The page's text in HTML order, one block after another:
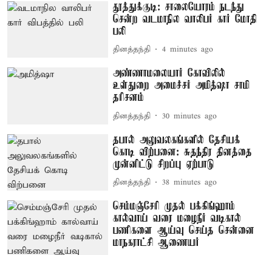
தூத்துக்குடி: சாலையோரம் நடந்து
சென்ற வடமாநில வாலிபர் கார் மோதி
பலி
தினத்தந்தி 4 minutes ago
அண்ணாமலையார் கோவிலில்
உள்துறை அமைச்சர் அமித்ஷா சாமி
தரிசனம்
தினத்தந்தி 30 minutes ago
தபால் அலுவலகங்களில் தேசியக்
கொடி விற்பனை: சுதந்திர தினத்தை
முன்னிட்டு சிறப்பு ஏற்பாடு
தினத்தந்தி 38 minutes ago
செம்மஞ்சேரி முதல் பக்கிங்ஹாம்
கால்வாய் வரை மழைநீர் வடிகால்
பணிகளை ஆய்வு செய்த சென்னை
மாநகராட்சி ஆணையர்